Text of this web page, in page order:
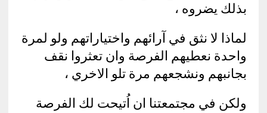
بذلك يضروه ،
لماذا لا نثق في آرائهم واختياراتهم ولو لمرة
واحدة نعطيهم الفرصة وان تعثروا نقف
بجانبهم ونشجعهم مرة تلو الاخري ،
ولكن في مجتمعتنا ان اُتيحت لك الفرصة